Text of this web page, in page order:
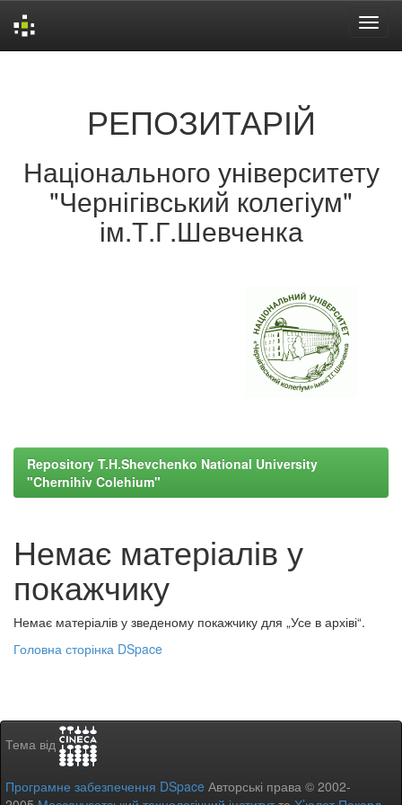
РЕПОЗИТАРІЙ
Національного університету
"Чернігівський колегіум"
ім.Т.Г.Шевченка
Repository T.H.Shevchenko National University
"Chernihiv Colehium"
Немає матеріалів у
покажчику
Немає матеріалів у зведеному покажчику для „Усе в архіві“.
Головна сторінка DSpace
Тема від
Програмне забезпечення DSpace Авторські права © 2002-